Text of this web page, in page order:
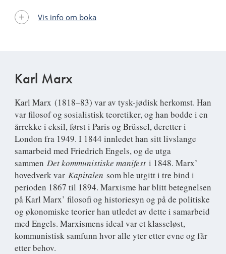
Vis info om boka
Karl Marx
Karl Marx (1818–83) var av tysk-jødisk herkomst. Han
var filosof og sosialistisk teoretiker, og han bodde i en
årrekke i eksil, først i Paris og Brüssel, deretter i
London fra 1949. I 1844 innledet han sitt livslange
samarbeid med Friedrich Engels, og de utga
sammen Det kommunistiske manifest i 1848. Marx’
hovedverk var Kapitalen som ble utgitt i tre bind i
perioden 1867 til 1894. Marxisme har blitt betegnelsen
på Karl Marx’ filosofi og historiesyn og på de politiske
og økonomiske teorier han utledet av dette i samarbeid
med Engels. Marxismens ideal var et klasseløst,
kommunistisk samfunn hvor alle yter etter evne og får
etter behov.